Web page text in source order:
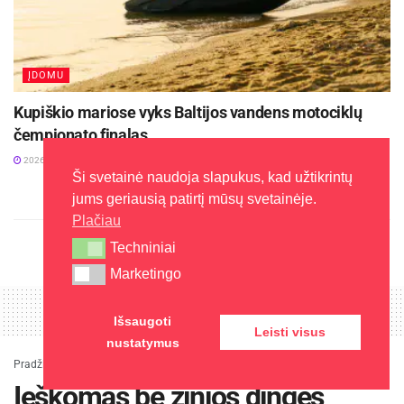
ĮDOMU
Kupiškio mariose vyks Baltijos vandens motociklų
čempionato finalas
2026-08-04
Pradžia
Ieškomas be žinios dingęs
Ši svetainė naudoja slapukus, kad užtikrintų
jums geriausią patirtį mūsų svetainėje.
Plačiau
Techniniai
Techniniai
Marketingo
Marketingo
Išsaugoti
nustatymus
Leisti visus